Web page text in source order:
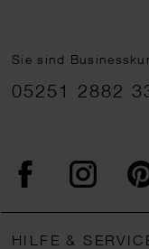
Sie sind
05251 2882
Facebook
HILFE &